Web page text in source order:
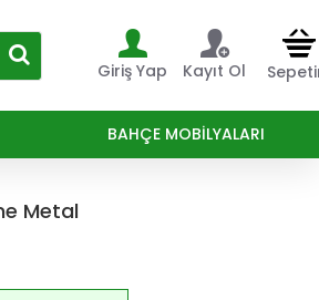
Giriş Yap Kayıt Ol
BAHÇE MOBILYALARI
Metal